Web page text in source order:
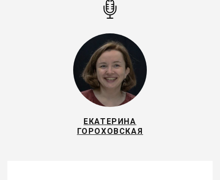
ЕКАТЕРИНА
ГОРОХОВСКАЯ